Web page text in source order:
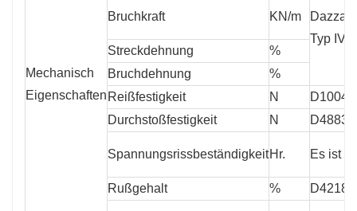
Mechanisch
Eigenschaften
Dazza
Typ IV
Bruchkraft KN/m
Streckdehnung
%
Bruchdehnung
%
Reißfestigkeit
N
D1004
Durchstoßfestigkeit
N D4883
SpannungsrissbeständigkeitHr. Es ist
Rußgehalt % D4218